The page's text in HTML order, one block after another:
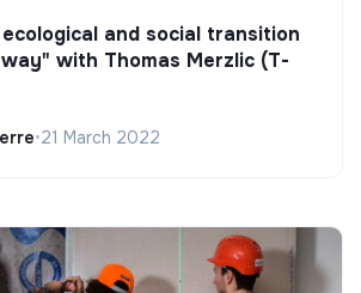
and social transition
with Thomas Merzlic (T-
•21 March 2022